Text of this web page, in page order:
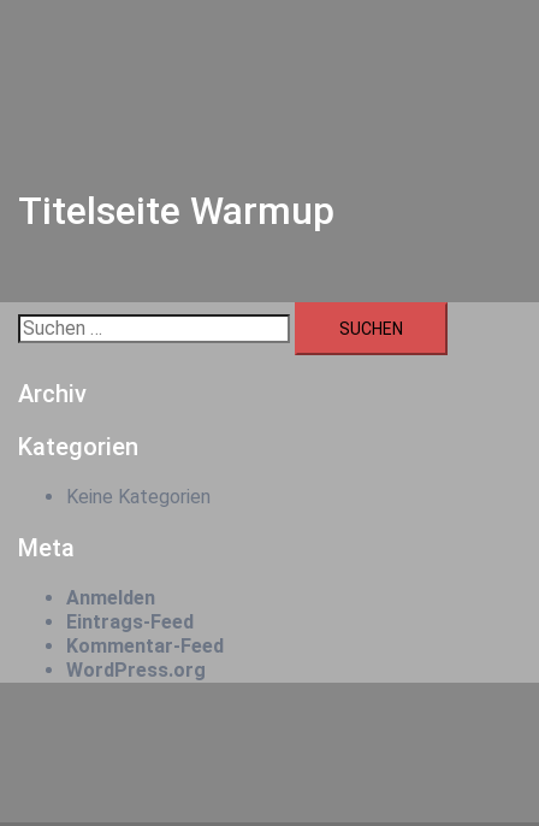
Titelseite Warmup
Suchen
nach:
Archiv
Kategorien
Keine Kategorien
Meta
Anmelden
Eintrags-Feed
Kommentar-Feed
WordPress.org